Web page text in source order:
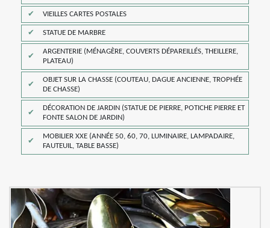
VIEILLES CARTES POSTALES
STATUE DE MARBRE
ARGENTERIE (MÉNAGÈRE, COUVERTS DÉPAREILLÉS, THEILLERE,
PLATEAU)
OBJET SUR LA CHASSE (COUTEAU, DAGUE ANCIENNE, TROPHÉE
DE CHASSE)
DÉCORATION DE JARDIN (STATUE DE PIERRE, POTICHE PIERRE ET
FONTE SALON DE JARDIN)
MOBILIER XXE (ANNÉE 50, 60, 70, LUMINAIRE, LAMPADAIRE,
FAUTEUIL, TABLE BASSE)